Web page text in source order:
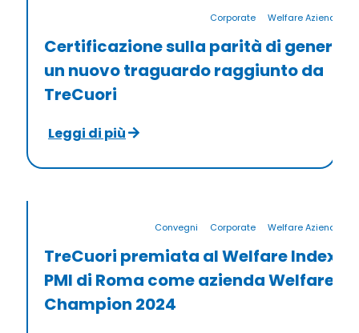
Corporate Welfare Aziendale
Certificazione sulla parità di genere:
un nuovo traguardo raggiunto da
TreCuori
Leggi di più
Convegni Corporate Welfare Aziendale
TreCuori premiata al Welfare Index
PMI di Roma come azienda Welfare
Champion 2024